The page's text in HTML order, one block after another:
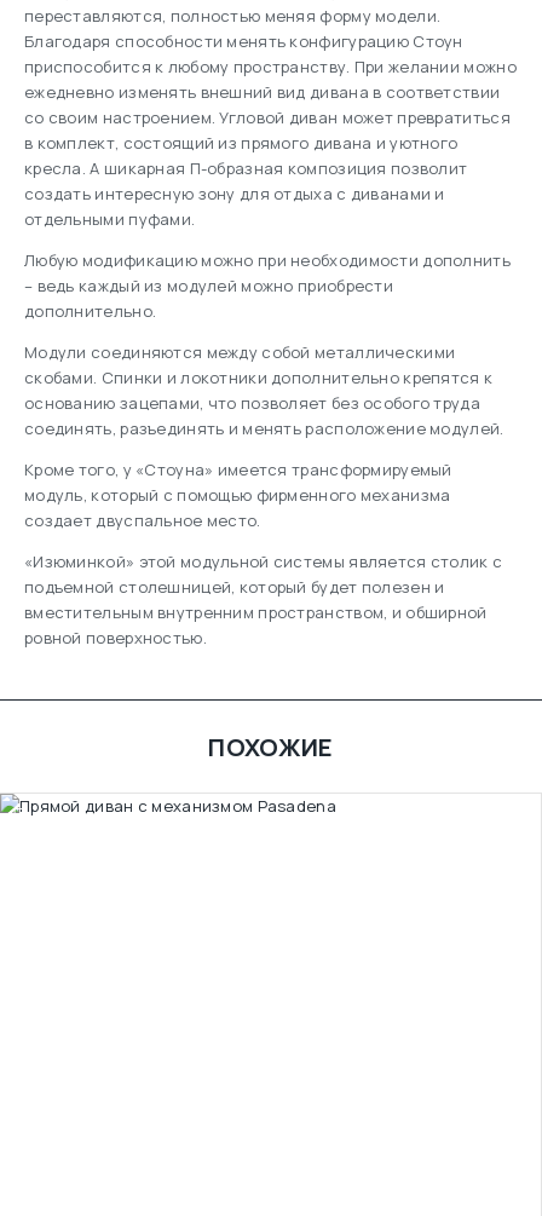
переставляются, полностью меняя форму модели.
Благодаря способности менять конфигурацию Стоун
приспособится к любому пространству. При желании можно
ежедневно изменять внешний вид дивана в соответствии
со своим настроением. Угловой диван может превратиться
в комплект, состоящий из прямого дивана и уютного
кресла. А шикарная П-образная композиция позволит
создать интересную зону для отдыха с диванами и
отдельными пуфами.
Любую модификацию можно при необходимости дополнить
– ведь каждый из модулей можно приобрести
дополнительно.
Модули соединяются между собой металлическими
скобами. Спинки и локотники дополнительно крепятся к
основанию зацепами, что позволяет без особого труда
соединять, разъединять и менять расположение модулей.
Кроме того, у «Стоуна» имеется трансформируемый
модуль, который с помощью фирменного механизма
создает двуспальное место.
«Изюминкой» этой модульной системы является столик с
подъемной столешницей, который будет полезен и
вместительным внутренним пространством, и обширной
ровной поверхностью.
ПОХОЖИЕ